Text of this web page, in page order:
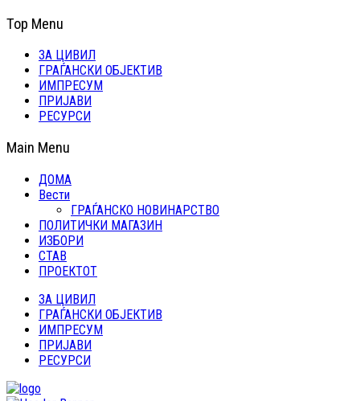
Top Menu
ЗА ЦИВИЛ
ГРАЃАНСКИ ОБЈЕКТИВ
ИМПРЕСУМ
ПРИЈАВИ
РЕСУРСИ
Main Menu
ДОМА
Вести
ГРАЃАНСКО НОВИНАРСТВО
ПОЛИТИЧКИ МАГАЗИН
ИЗБОРИ
СТАВ
ПРОЕКТОТ
ЗА ЦИВИЛ
ГРАЃАНСКИ ОБЈЕКТИВ
ИМПРЕСУМ
ПРИЈАВИ
РЕСУРСИ